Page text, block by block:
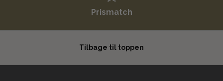
Prismatch
Tilbage til toppen